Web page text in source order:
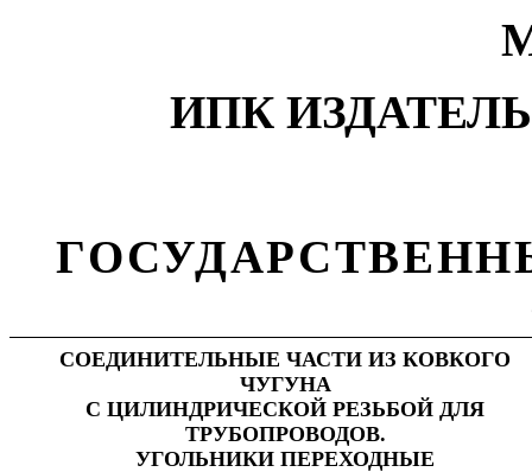
ИПК
СОЕДИНИТЕЛЬНЫЕ ЧАСТИ ИЗ КОВКОГО
ЧУГУНА
С ЦИЛИНДРИЧЕСКОЙ РЕЗЬБОЙ ДЛЯ
ТРУБОПРОВОДОВ.
УГОЛЬНИКИ ПЕРЕХОДНЫЕ